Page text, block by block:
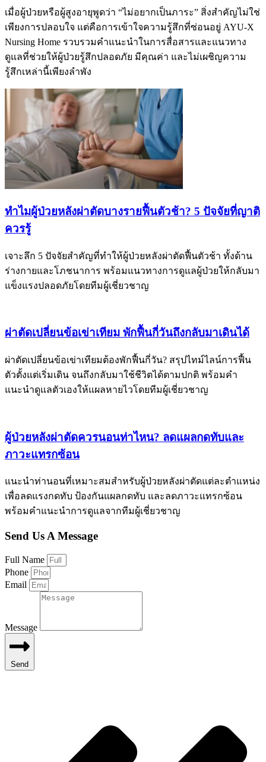
เมื่อผู้ป่วยหรือผู้สูงอายุพูดว่า “ไม่อยากเป็นภาระ” สิ่งสำคัญไม่ใช่
เพียงการปลอบใจ แต่คือการเข้าใจความรู้สึกที่ซ่อนอยู่ AYU-X
Nursing Home รวบรวมคำแนะนำในการสื่อสารและแนวทาง
ดูแลที่ช่วยให้ผู้ป่วยรู้สึกปลอดภัย มีคุณค่า และไม่เผชิญความ
รู้สึกเหล่านี้เพียงลำพัง
ทำไมผู้ป่วยหลังผ่าตัดบางรายฟื้นตัวช้า? 5 ปัจจัยที่ญาติ
ควรรู้
เจาะลึก 5 ปัจจัยสำคัญที่ทำให้ผู้ป่วยหลังผ่าตัดฟื้นตัวช้า ทั้งด้าน
ร่างกายและโภชนาการ พร้อมแนวทางการดูแลผู้ป่วยให้กลับมา
แข็งแรงปลอดภัยโดยทีมผู้เชี่ยวชาญ
ผ่าตัดเปลี่ยนข้อเข่าเทียม พักฟื้นกี่วันถึงกลับมาเดินได้
ผ่าตัดเปลี่ยนข้อเข่าเทียมต้องพักฟื้นกี่วัน? สรุปไทม์ไลน์การฟื้น
ตัวตั้งแต่เริ่มเดิน จนถึงกลับมาใช้ชีวิตได้ตามปกติ พร้อมคำ
แนะนำดูแลตัวเองให้แผลหายไวโดยทีมผู้เชี่ยวชาญ
ผู้ป่วยหลังผ่าตัดควรนอนท่าไหน? ลดแผลกดทับและ
ภาวะแทรกซ้อน
แนะนำท่านอนที่เหมาะสมสำหรับผู้ป่วยหลังผ่าตัดแต่ละตำแหน่ง
เพื่อลดแรงกดทับ ป้องกันแผลกดทับ และลดภาวะแทรกซ้อน
พร้อมคำแนะนำการดูแลจากทีมผู้เชี่ยวชาญ
Send Us A Message
Full Name
Phone
Email
Message
Send